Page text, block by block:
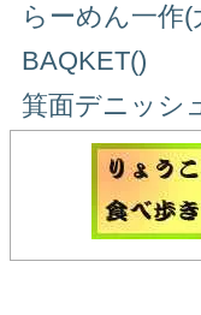
らーめん一作(
BAQKET()
箕面デニッシ